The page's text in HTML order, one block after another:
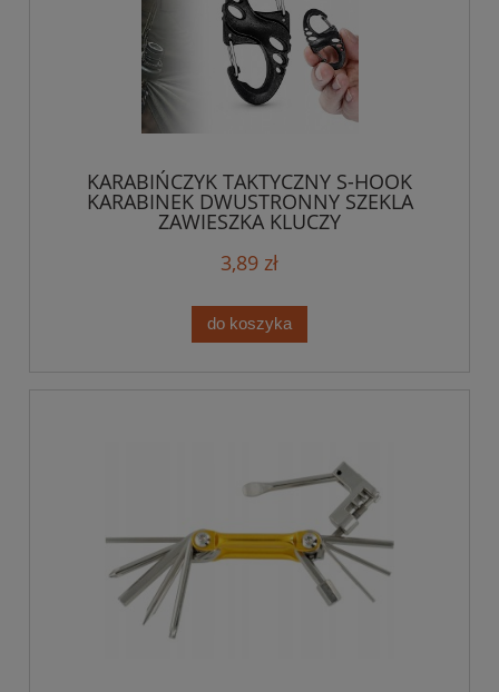
KARABIŃCZYK TAKTYCZNY S-HOOK
KARABINEK DWUSTRONNY SZEKLA
ZAWIESZKA KLUCZY
3,89 zł
do koszyka